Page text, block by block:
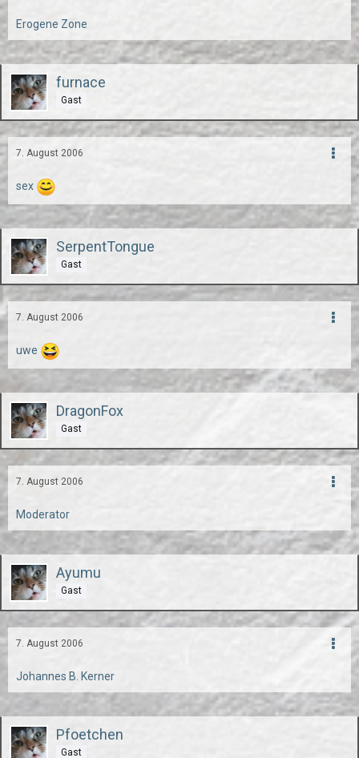
Erogene Zone
furnace
Gast
7. August 2006
sex
SerpentTongue
Gast
7. August 2006
uwe
DragonFox
Gast
7. August 2006
Moderator
Ayumu
Gast
7. August 2006
Johannes B. Kerner
Pfoetchen
Gast